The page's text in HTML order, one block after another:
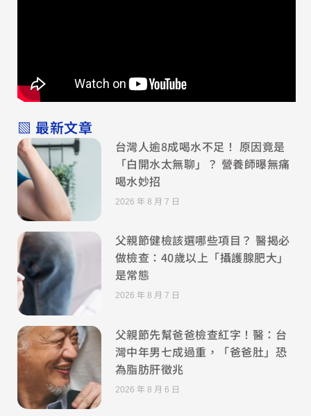
▧ 最新文章
台灣人逾8成喝水不足！ 原因竟是
「白開水太無聊」？ 營養師曝無痛
喝水妙招
2026 年 8 月 7 日
父親節健檢該選哪些項目？ 醫揭必
做檢查：40歲以上「攝護腺肥大」
是常態
2026 年 8 月 7 日
父親節先幫爸爸檢查紅字！醫：台
灣中年男七成過重，「爸爸肚」恐
為脂肪肝徵兆
2026 年 8 月 6 日